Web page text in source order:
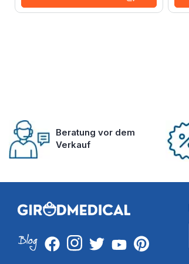
Beratung vor dem
Verkauf